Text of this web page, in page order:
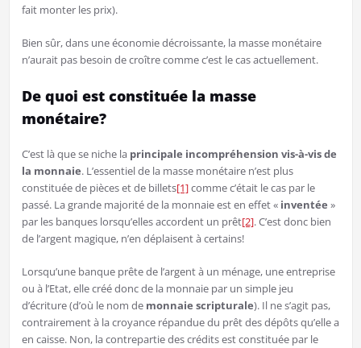
fait monter les prix).
Bien sûr, dans une économie décroissante, la masse monétaire
n’aurait pas besoin de croître comme c’est le cas actuellement.
De quoi est constituée la masse
monétaire?
C’est là que se niche la principale incompréhension vis-à-vis de
la monnaie. L’essentiel de la masse monétaire n’est plus
constituée de pièces et de billets[1]comme c’était le cas par le
passé. La grande majorité de la monnaie est en effet « inventée »
par les banques lorsqu’elles accordent un prêt[2]. C’est donc bien
de l’argent magique, n’en déplaisent à certains!
Lorsqu’une banque prête de l’argent à un ménage, une entreprise
ou à l’Etat, elle créé donc de la monnaie par un simple jeu
d’écriture (d’où le nom de monnaie scripturale). Il ne s’agit pas,
contrairement à la croyance répandue du prêt des dépôts qu’elle a
en caisse. Non, la contrepartie des crédits est constituée par le